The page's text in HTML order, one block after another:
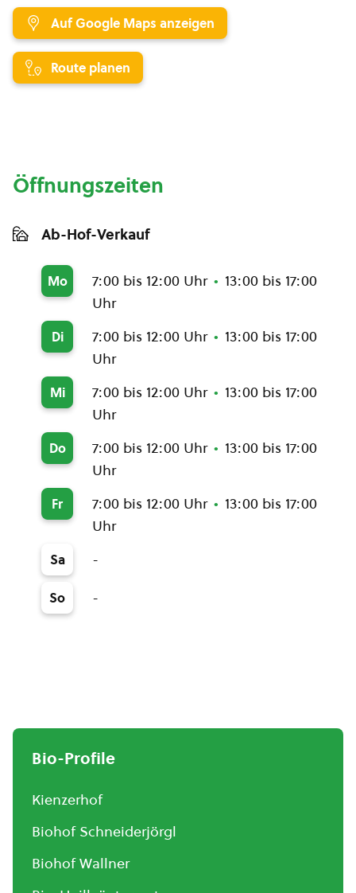
Auf Google Maps anzeigen
Route planen
Öffnungszeiten
Ab-Hof-Verkauf
Mo 7:00 bis 12:00 Uhr
13:00 bis 17:00
Uhr
Di 7:00 bis 12:00 Uhr
13:00 bis 17:00
Uhr
Mi 7:00 bis 12:00 Uhr
13:00 bis 17:00
Uhr
Do 7:00 bis 12:00 Uhr
13:00 bis 17:00
Uhr
Fr 7:00 bis 12:00 Uhr
13:00 bis 17:00
Uhr
Sa -
So -
Bio-Profile
Kienzerhof
Biohof Schneiderjörgl
Biohof Wallner